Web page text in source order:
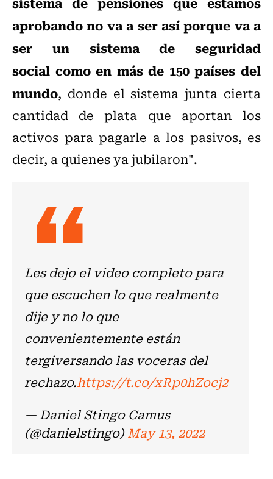
aprobando no va a ser así porque va a
ser un sistema de seguridad
social como en más de 150 países del
mundo, donde el sistema junta cierta
cantidad de plata que aportan los
activos para pagarle a los pasivos, es
decir, a quienes ya jubilaron".
Les dejo el video completo para
que escuchen lo que realmente
dije y no lo que
convenientemente están
tergiversando las voceras del
rechazo.https://t.co/xRp0hZocj2
— Daniel Stingo Camus
(@danielstingo)May 13, 2022